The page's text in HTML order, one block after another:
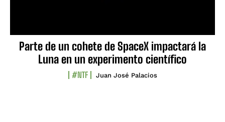
Parte de un cohete de SpaceX impactará la
Luna en un experimento científico
#NTF Juan José Palacios